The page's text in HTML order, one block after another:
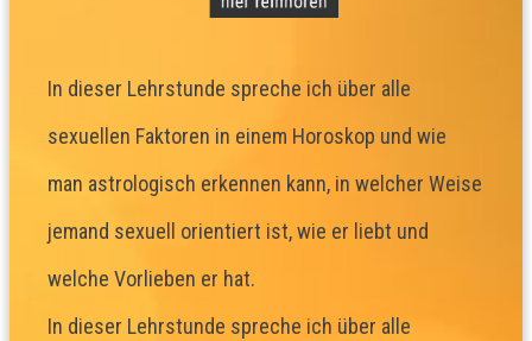
In dieser Lehrstunde spreche ich über alle
sexuellen Faktoren in einem Horoskop und wie
man astrologisch erkennen kann, in welcher Weise
jemand sexuell orientiert ist, wie er liebt und
welche Vorlieben er hat.
In dieser Lehrstunde spreche ich über alle